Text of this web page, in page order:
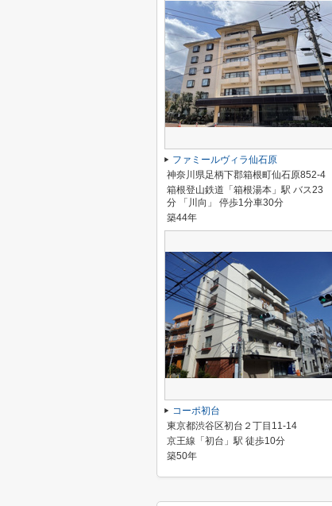
ファミールヴィラ仙石原
神奈川県足柄下郡箱根町仙石原852-4
箱根登山鉄道「箱根湯本」駅 バス23
分 「川向」 停歩1分車30分
築44年
コーポ初台
東京都渋谷区初台２丁目11-14
京王線「初台」駅 徒歩10分
築50年